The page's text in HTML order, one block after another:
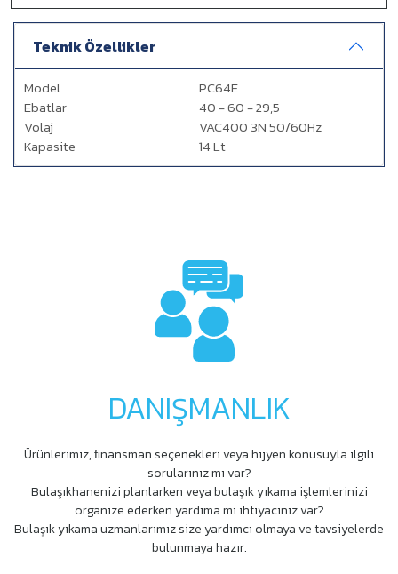
Teknik Özellikler
Model
PC64E
Ebatlar
40 - 60 - 29,5
Volaj
VAC400 3N 50/60Hz
Kapasite
14 Lt
DANIŞMANLIK
Ürünlerimiz, ﬁnansman seçenekleri veya hijyen konusuyla ilgili
sorularınız mı var?
Bulaşıkhanenizi planlarken veya bulaşık yıkama işlemlerinizi
organize ederken yardıma mı ihtiyacınız var?
Bulaşık yıkama uzmanlarımız size yardımcı olmaya ve tavsiyelerde
bulunmaya hazır.